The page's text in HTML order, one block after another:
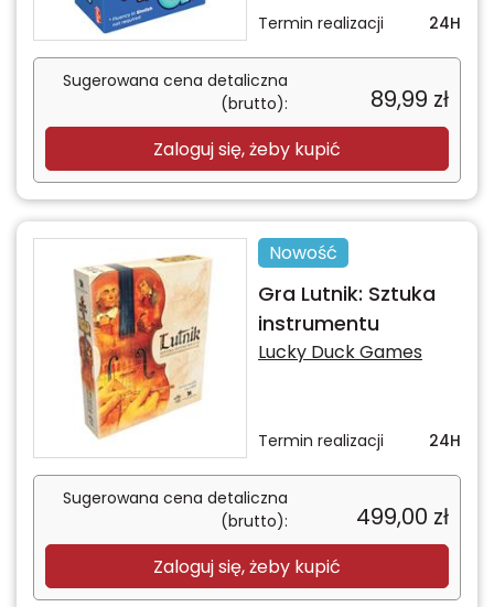
Termin realizacji 24H
Sugerowana cena detaliczna
(brutto):
89,99 zł
Zaloguj się, żeby kupić
Nowość
Gra Lutnik: Sztuka
instrumentu
Lucky Duck Games
Termin realizacji 24H
Sugerowana cena detaliczna
(brutto):
499,00 zł
Zaloguj się, żeby kupić